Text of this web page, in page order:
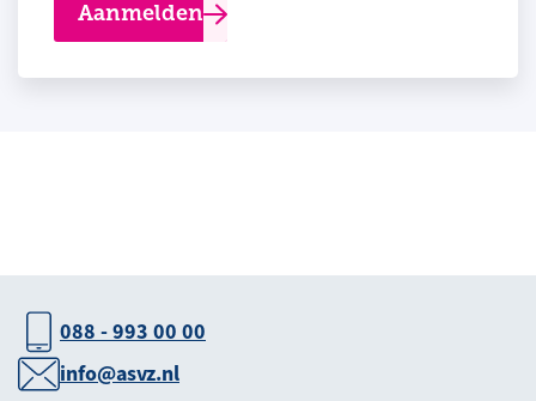
Aanmelden
088 - 993 00 00
info@asvz.nl